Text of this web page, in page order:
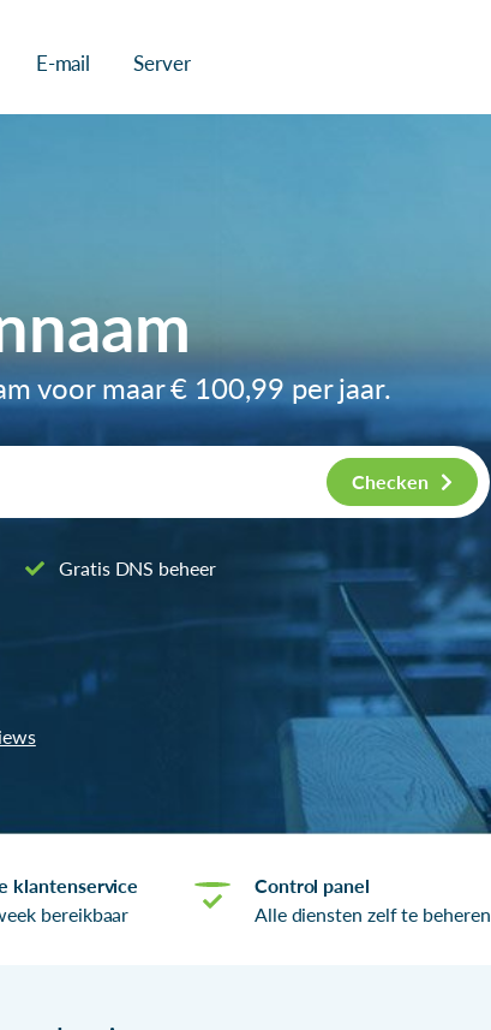
E-mail Server
voor maar€ 100,99 per jaar.
Checken
Gratis DNS beheer
klantenservice
bereikbaar
Control panel
Alle diensten zelf te beheren